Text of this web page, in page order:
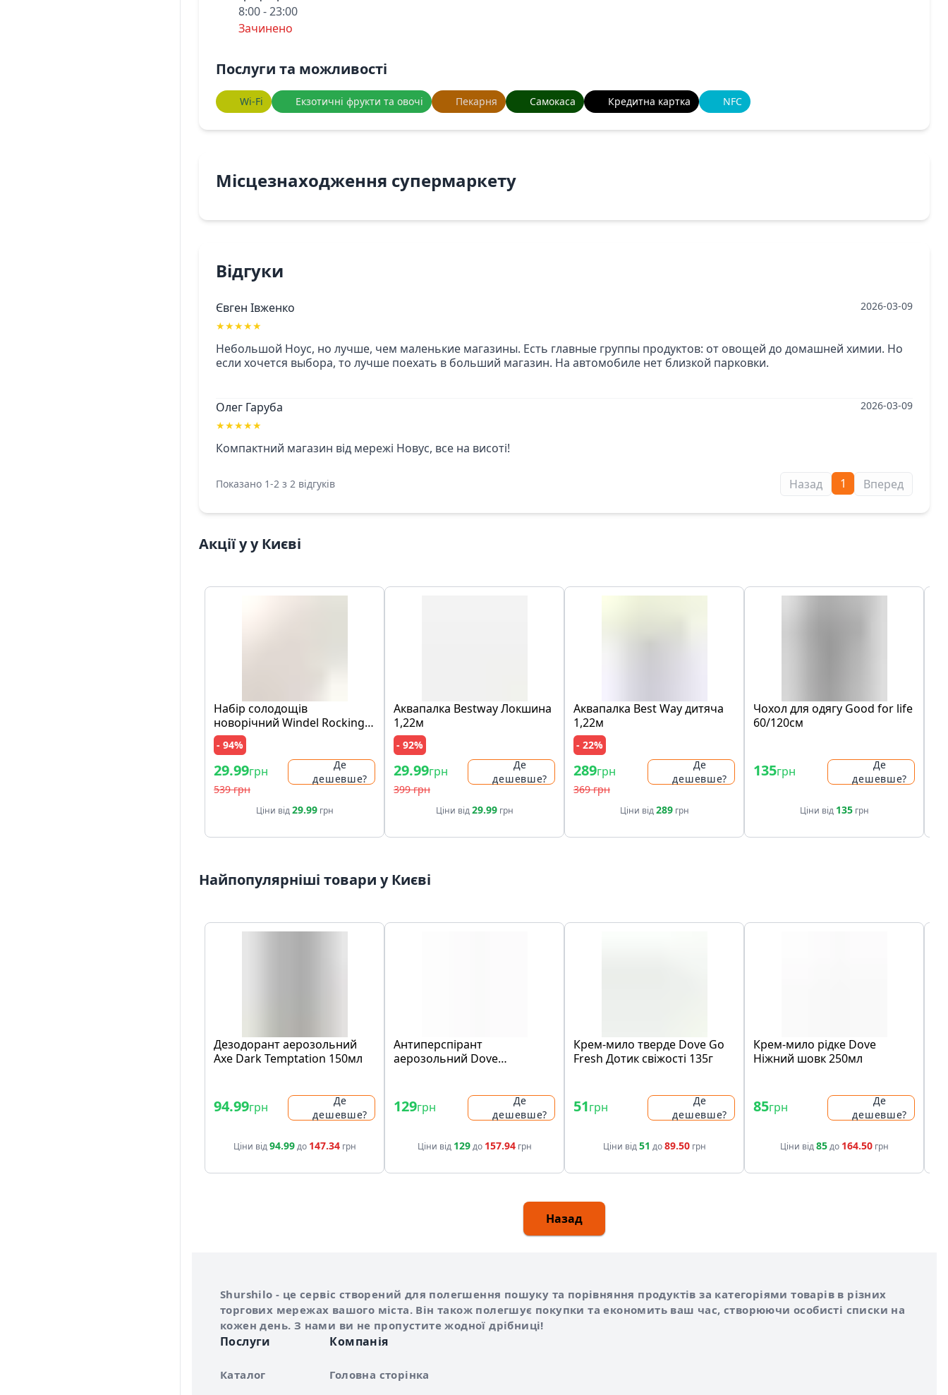
8:00 - 23:00
Зачинено
Послуги та можливості
Wi-Fi Екзотичні фрукти та овочі Пекарня Самокаса Кредитна картка NFC
Місцезнаходження супермаркету
Відгуки
Євген Івженко
★★★★★
2026-03-09
Небольшой Ноус, но лучше, чем маленькие магазины. Есть главные группы продуктов: от овощей до домашней химии. Но
если хочется выбора, то лучше поехать в больший магазин. На автомобиле нет близкой парковки.
Олег Гаруба
★★★★★
2026-03-09
Компактний магазин від мережі Новус, все на висоті!
Показано 1-2 з 2 відгуків Назад 1 Вперед
Акції у у Києві
Набір солодощів
новорічний Windel Rocking
Horse 129г
- 94%
29.99грн
539 грн
Де
дешевше?
Ціни від29.99грн
Аквапалка Bestway Локшина
1,22м
- 92%
29.99грн
399 грн
Де
дешевше?
Ціни від29.99грн
Аквапалка Best Way дитяча
1,22м
- 22%
289грн
369 грн
Де
дешевше?
Ціни від289грн
Чохол для одягу Good for life
60/120см
135грн
Де
дешевше?
Ціни від 135грн
Найпопулярніші товари у Києві
Дезодорант аерозольний
Axe Dark Temptation 150мл
94.99грн
Де
дешевше?
Ціни від94.99до 147.34грн
Антиперспірант
аерозольний Dove
129грн
Де
дешевше?
Ціни від 129до 157.94грн
Крем-мило тверде Dove Go
Fresh Дотик свіжості 135г
51грн
Де
дешевше?
Ціни від51 до89.50грн
Крем-мило рідке Dove
Ніжний шовк 250мл
85грн
Де
дешевше?
Ціни від85до 164.50грн
Назад
Про сервіс Shurshilo
Shurshilo - це сервіс створений для полегшення пошуку та порівняння продуктів за категоріями товарів в різних
торгових мережах вашого міста. Він також полегшує покупки та економить ваш час, створюючи особисті списки на
кожен день. З нами ви не пропустите жодної дрібниці!
Послуги
Каталог
Компанія
Головна сторінка